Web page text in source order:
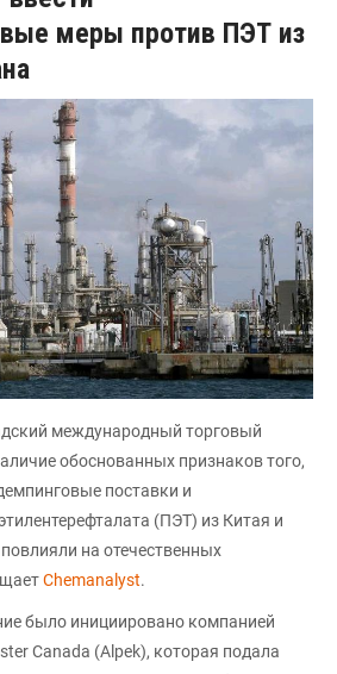
меры против ПЭТ из
международный торговый
обоснованных признаков того,
поставки и
(ПЭТ) из Китая и
на отечественных
Chemanalyst.
было инициировано компанией
Canada (Alpek), которая подала